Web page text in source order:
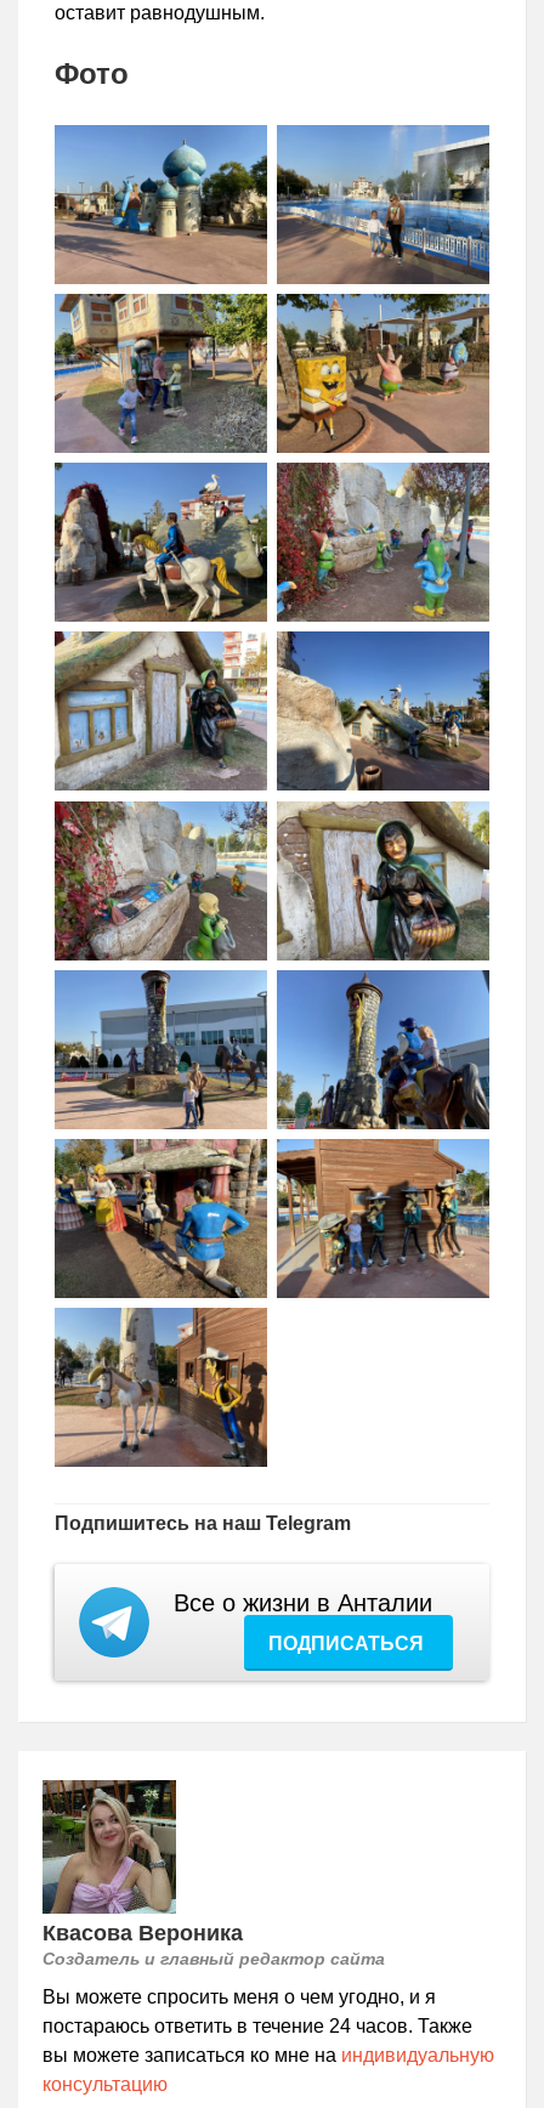
оставит равнодушным.
Фото
Подпишитесь на наш Telegram
Все о жизни в Анталии
ПОДПИСАТЬСЯ
Квасова Вероника
Создатель и главный редактор сайта
Вы можете спросить меня о чем угодно, и я
постараюсь ответить в течение 24 часов. Также
вы можете записаться ко мне на индивидуальную
консультацию